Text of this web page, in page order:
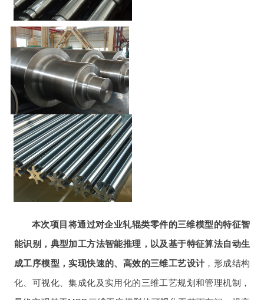
本次项目将通过对企业轧辊类零件的三维模型的特征智
能识别，典型加工方法智能推理，以及基于特征算法自动生
成工序模型，实现快速的、高效的三维工艺设计，形成结构
化、可视化、集成化及实用化的三维工艺规划和管理机制，